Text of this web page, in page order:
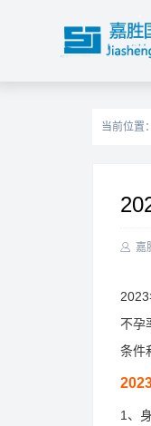
当前位置：
 嘉
不孕
条件
1、